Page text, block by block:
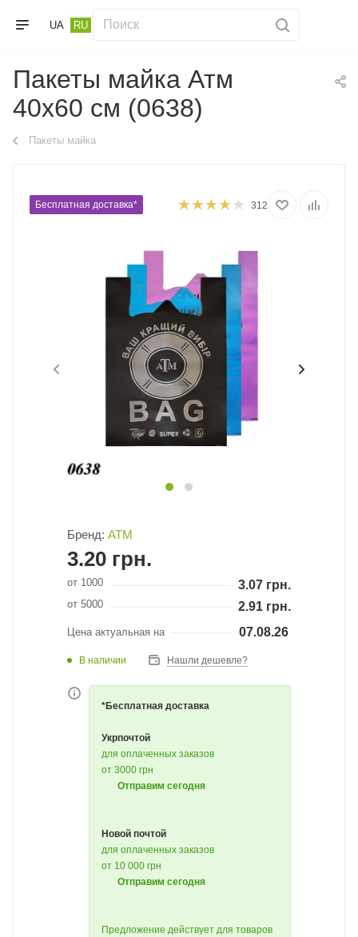
UA RU
Пакеты майка Атм
40х60 см (0638)
Пакеты майка
Бесплатная доставка* 312
Бренд: АТМ
3.20 грн.
от 1000 3.07 грн.
от 5000 2.91 грн.
Цена актуальная на 07.08.26
В наличии Нашли дешевле?
*Бесплатная доставка
Укрпочтой
для оплаченных заказов
от 3000 грн
Отправим сегодня
Новой почтой
для оплаченных заказов
от 10 000 грн
Отправим сегодня
Предложение действует для товаров